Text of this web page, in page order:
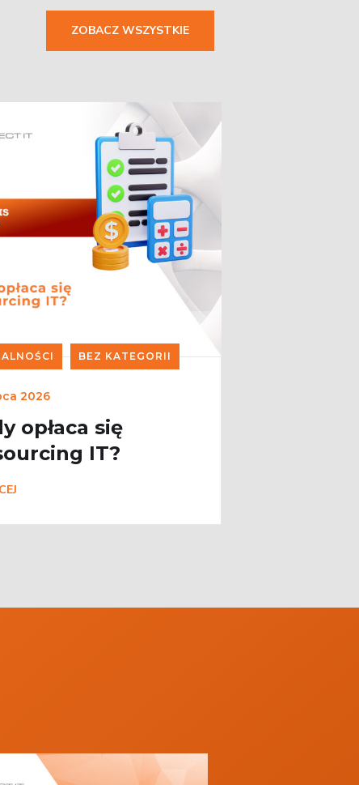
ZOBACZ WSZYSTKIE
BEZ KATEGORII
2026
opłaca się
IT?